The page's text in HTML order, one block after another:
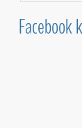
Facebook